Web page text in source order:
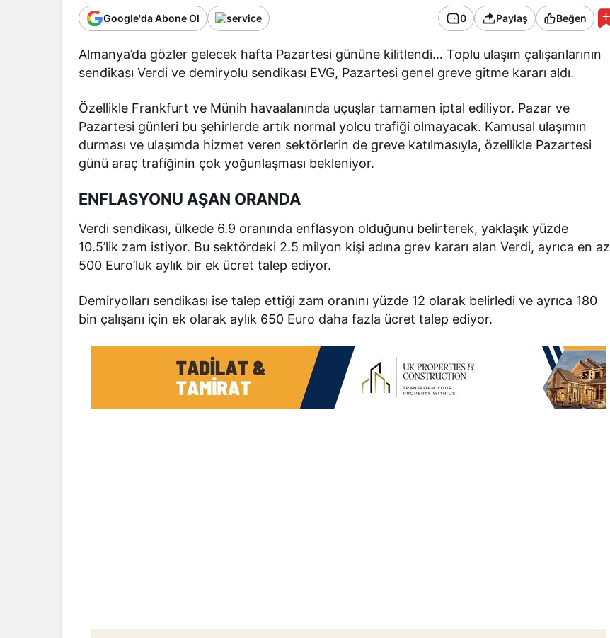
Google'da Abone Ol 0 Paylaş Beğen
Almanya’da gözler gelecek hafta Pazartesi gününe kilitlendi… Toplu ulaşım çalışanlarının
sendikası Verdi ve demiryolu sendikası EVG, Pazartesi genel greve gitme kararı aldı.
Özellikle Frankfurt ve Münih havaalanında uçuşlar tamamen iptal ediliyor. Pazar ve
Pazartesi günleri bu şehirlerde artık normal yolcu trafiği olmayacak. Kamusal ulaşımın
durması ve ulaşımda hizmet veren sektörlerin de greve katılmasıyla, özellikle Pazartesi
günü araç trafiğinin çok yoğunlaşması bekleniyor.
ENFLASYONU AŞAN ORANDA
Verdi sendikası, ülkede 6.9 oranında enflasyon olduğunu belirterek, yaklaşık yüzde
10.5’lik zam istiyor. Bu sektördeki 2.5 milyon kişi adına grev kararı alan Verdi, ayrıca en az
500 Euro’luk aylık bir ek ücret talep ediyor.
Demiryolları sendikası ise talep ettiği zam oranını yüzde 12 olarak belirledi ve ayrıca 180
bin çalışanı için ek olarak aylık 650 Euro daha fazla ücret talep ediyor.